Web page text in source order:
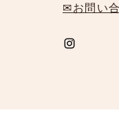
✉お問い